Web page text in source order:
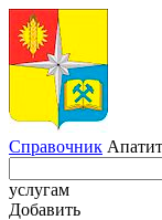
Справочник
услугам
Добавить